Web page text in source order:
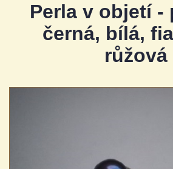
Perla v objetí -
černá, bílá,
růžová